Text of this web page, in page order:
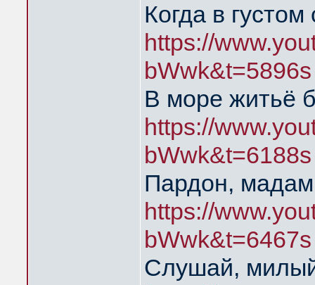
Когда в густом
https://
bWwk&t=5896s
В море житьё
https://
bWwk&t=6188s
Пардон,
https://
bWwk&t=6467s
Слушай,